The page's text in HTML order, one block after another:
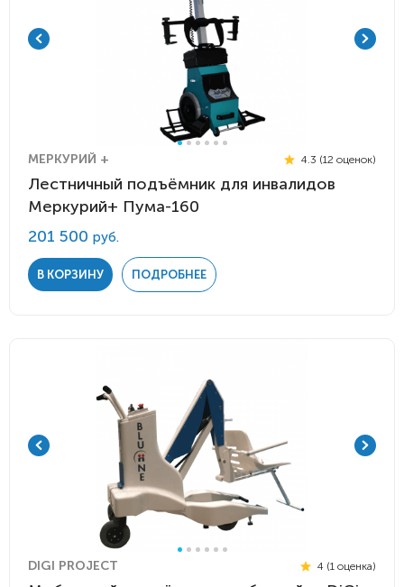
МЕРКУРИЙ + 4.3 (12 оценок)
Лестничный подъёмник для инвалидов
Меркурий+ Пума-160
201 500 руб.
В КОРЗИНУ ПОДРОБНЕЕ
DIGI PROJECT 4 (1 оценка)